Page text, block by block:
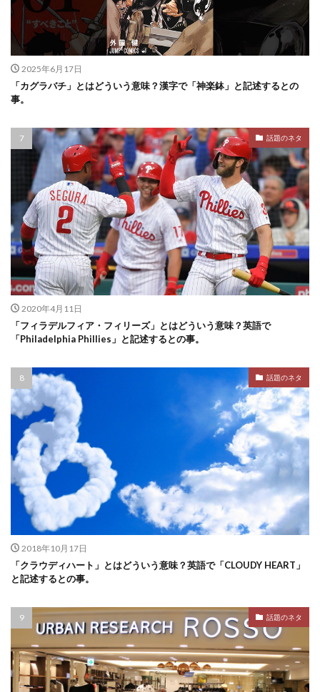
2025年6月17日
「カグラバチ」とはどういう意味？漢字で「神楽鉢」と記述するとの
事。
話題のネタ
2020年4月11日
「フィラデルフィア・フィリーズ」とはどういう意味？英語で
「Philadelphia Phillies」と記述するとの事。
話題のネタ
2018年10月17日
「クラウディハート」とはどういう意味？英語で「CLOUDY HEART」
と記述するとの事。
話題のネタ